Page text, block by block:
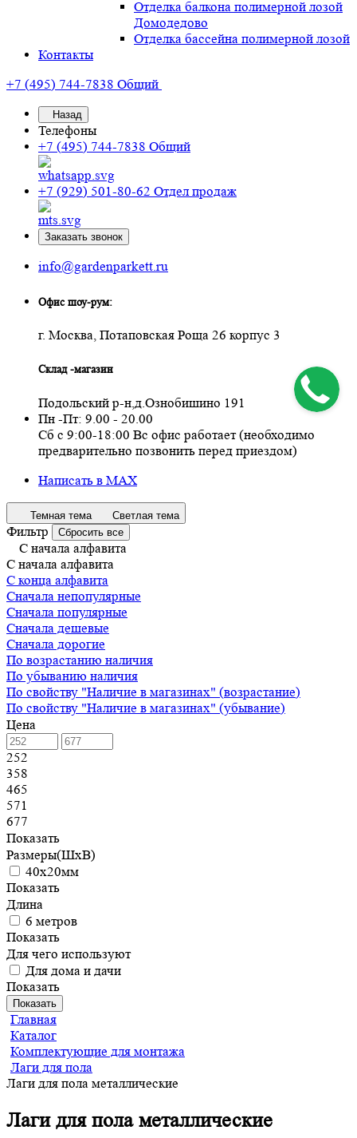
Отделка балкона полимерной лозой
Домодедово
Отделка бассейна полимерной лозой
Контакты
+7 (495) 744-7838 Общий
Назад
Телефоны
+7 (495) 744-7838 Общий
+7 (929) 501-80-62 Отдел продаж
Заказать звонок
info@gardenparkett.ru
Офис шоу-рум:
г. Москва, Потаповская Роща 26 корпус 3
Склад -магазин
Подольский р-н,д.Ознобишино 191
Пн -Пт: 9.00 - 20.00
Сб с 9:00-18:00 Вс офис работает (необходимо
предварительно позвонить перед приездом)
Написать в MAX
Темная тема Светлая тема
Фильтр Сбросить все
С начала алфавита
С начала алфавита
С конца алфавита
Сначала непопулярные
Сначала популярные
Сначала дешевые
Сначала дорогие
По возрастанию наличия
По убыванию наличия
По свойству "Наличие в магазинах" (возрастание)
По свойству "Наличие в магазинах" (убывание)
Цена
252
358
465
571
677
Показать
Размеры(ШхВ)
40х20мм
Показать
Длина
6 метров
Показать
Для чего используют
Для дома и дачи
Показать
Показать
Главная
Каталог
Комплектующие для монтажа
Лаги для пола
Лаги для пола металлические
Лаги для пола металлические